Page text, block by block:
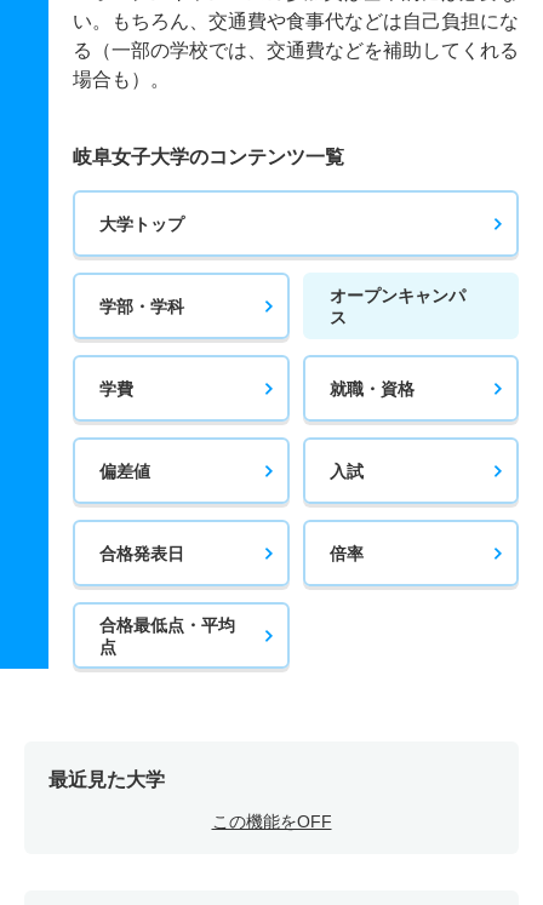
い。もちろん、交通費や食事代などは自己負担にな
る（一部の学校では、交通費などを補助してくれる
場合も）。
岐阜女子大学のコンテンツ一覧
大学トップ
学部・学科
オープンキャンパ
ス
学費 就職・資格
偏差値 入試
合格発表日 倍率
合格最低点・平均
点
最近見た大学
この機能をOFF